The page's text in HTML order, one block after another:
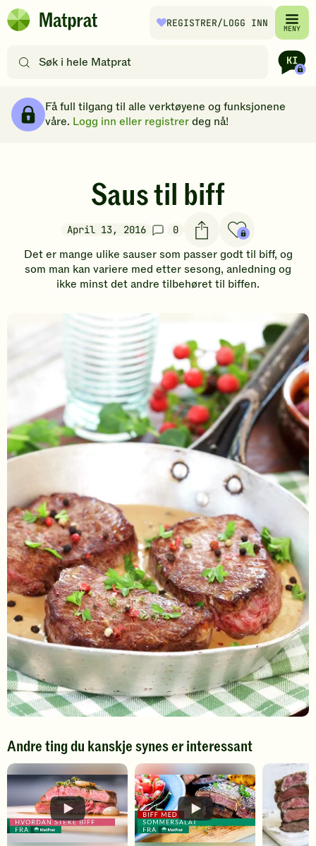
Hopp til hovedinnhold
Matprat
REGISTRER/LOGG INN MENY
etter
filtre
Få full tilgang til alle verktøyene og funksjonene
våre. Logg inn eller registrerdeg nå!
Saus til biff
April 13, 2016 0
Det er mange ulike sauser som passer godt til biff, og
som man kan variere med etter sesong, anledning og
ikke minst det andre tilbehøret til biffen.
Andre ting du kanskje synes er interessant